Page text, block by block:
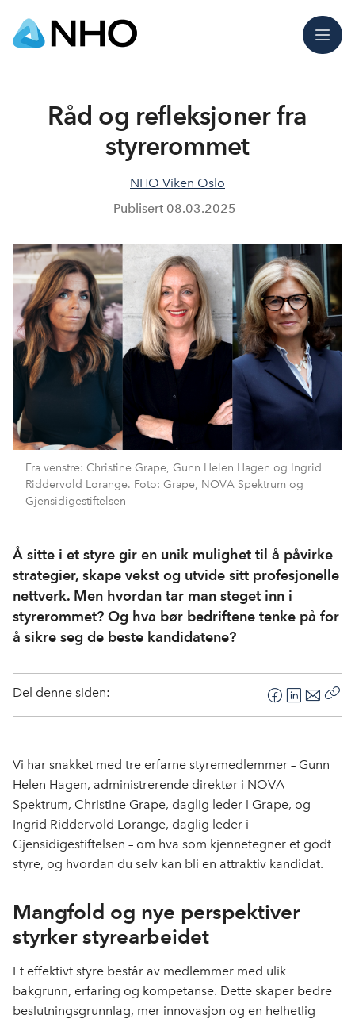
Meny
Råd og refleksjoner fra
styrerommet
NHO Viken Oslo
Publisert 08.03.2025
Fra venstre: Christine Grape, Gunn Helen Hagen og Ingrid
Riddervold Lorange. Foto: Grape, NOVA Spektrum og
Gjensidigestiftelsen
Å sitte i et styre gir en unik mulighet til å påvirke
strategier, skape vekst og utvide sitt profesjonelle
nettverk. Men hvordan tar man steget inn i
styrerommet? Og hva bør bedriftene tenke på for
å sikre seg de beste kandidatene?
Del denne siden:
F
a
e
b
L
i
k
E
-
o
Vi har snakket med tre erfarne styremedlemmer – Gunn
Helen Hagen, administrerende direktør i NOVA
Spektrum, Christine Grape, daglig leder i Grape, og
Ingrid Riddervold Lorange, daglig leder i
Gjensidigestiftelsen – om hva som kjennetegner et godt
styre, og hvordan du selv kan bli en attraktiv kandidat.
Mangfold og nye perspektiver
styrker styrearbeidet
Et effektivt styre består av medlemmer med ulik
bakgrunn, erfaring og kompetanse. Dette skaper bedre
beslutningsgrunnlag, mer innovasjon og en helhetlig